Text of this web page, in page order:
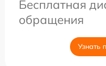
Бесплатная
обращения
Узнать